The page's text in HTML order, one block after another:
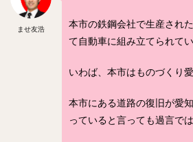
ませ友浩
本市の鉄鋼会社で生産され
て自動車に組み立てられてい
いわば、本市はものづくり
本市にある道路の復旧が愛
っていると言っても過言で